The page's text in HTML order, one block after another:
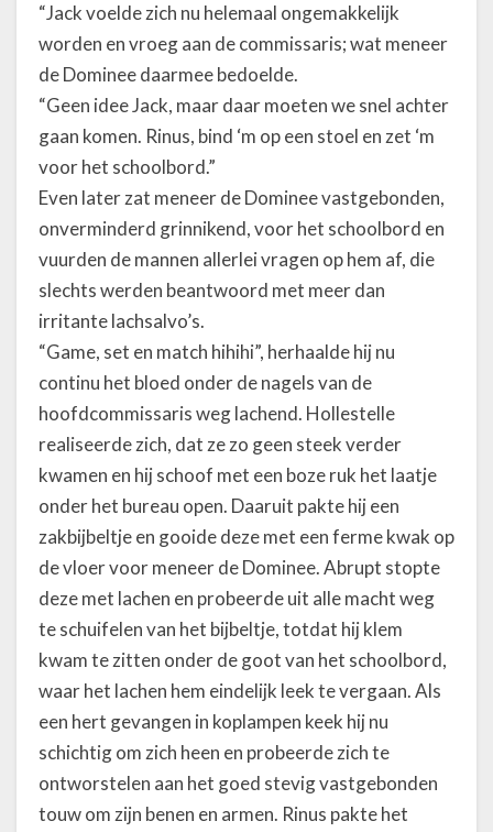
“Jack voelde zich nu helemaal ongemakkelijk
worden en vroeg aan de commissaris; wat meneer
de Dominee daarmee bedoelde.
“Geen idee Jack, maar daar moeten we snel achter
gaan komen. Rinus, bind ‘m op een stoel en zet ‘m
voor het schoolbord.”
Even later zat meneer de Dominee vastgebonden,
onverminderd grinnikend, voor het schoolbord en
vuurden de mannen allerlei vragen op hem af, die
slechts werden beantwoord met meer dan
irritante lachsalvo’s.
“Game, set en match hihihi”, herhaalde hij nu
continu het bloed onder de nagels van de
hoofdcommissaris weg lachend. Hollestelle
realiseerde zich, dat ze zo geen steek verder
kwamen en hij schoof met een boze ruk het laatje
onder het bureau open. Daaruit pakte hij een
zakbijbeltje en gooide deze met een ferme kwak op
de vloer voor meneer de Dominee. Abrupt stopte
deze met lachen en probeerde uit alle macht weg
te schuifelen van het bijbeltje, totdat hij klem
kwam te zitten onder de goot van het schoolbord,
waar het lachen hem eindelijk leek te vergaan. Als
een hert gevangen in koplampen keek hij nu
schichtig om zich heen en probeerde zich te
ontworstelen aan het goed stevig vastgebonden
touw om zijn benen en armen. Rinus pakte het